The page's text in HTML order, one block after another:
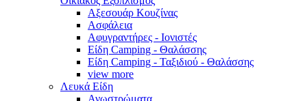
Αξεσουάρ Κουζίνας
Ασφάλεια
Αφυγραντήρες - Ιονιστές
Είδη Camping - Θαλάσσης
Είδη Camping - Ταξιδιού - Θαλάσσης
view more
Λευκά Είδη
Ανωστρώματα